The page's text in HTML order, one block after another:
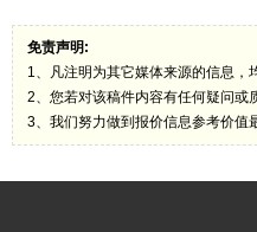
免责声明:
1、凡注明为其它媒体来源的信息，
2、您若对该稿件内容有任何疑问或
3、我们努力做到报价信息参考价值